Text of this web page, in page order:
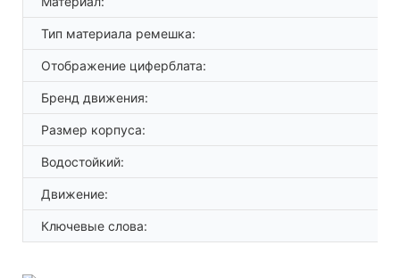
Тип материала ремешка:
Отображение циферблата:
Бренд движения:
Размер корпуса:
Водостойкий:
Движение:
Ключевые слова: